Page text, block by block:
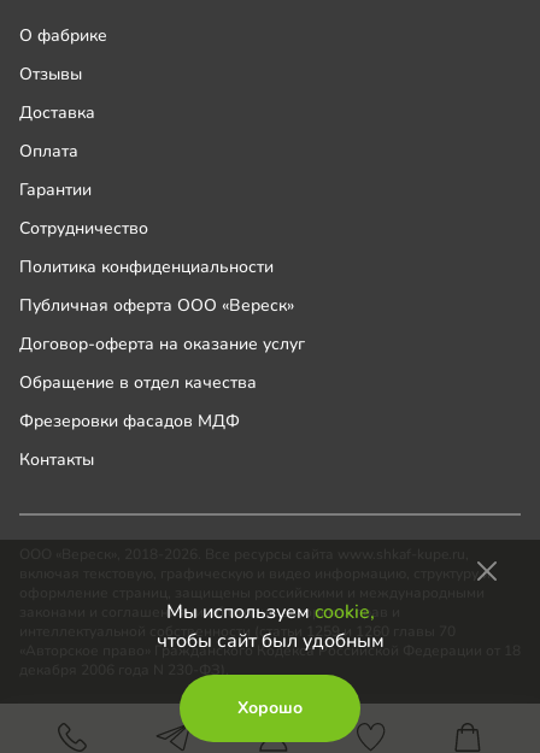
Мы используем cookie,
чтобы сайт был удобным
Хорошо
О фабрике
Отзывы
Доставка
Оплата
Гарантии
Сотрудничество
Политика конфиденциальности
Публичная оферта ООО «Вереск»
Договор-оферта на оказание услуг
Обращение в отдел качества
Фрезеровки фасадов МДФ
Контакты
включая текстовую, графическую и видео информацию, структуру и
законами и соглашениями об охране авторских прав и
интеллектуальной собственности (статьи 1259 и 1260 главы 70
«Авторское право» Гражданского Кодекса Российской Федерации от 18